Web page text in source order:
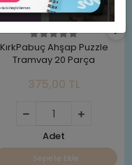
KırkPabuç Ahşap Puzzle
Tramvay 20 Parça
375,00 TL
Adet
Sepete Ekle